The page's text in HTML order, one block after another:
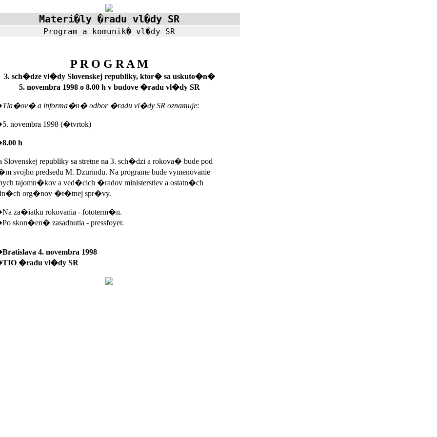
Materi�ly �radu vl�dy SR
Program a komunik� vl�dy SR
P R O G R A M
3. sch�dze vl�dy Slovenskej republiky, ktor� sa uskuto�n�
5. novembra 1998 o 8.00 h v budove �radu vl�dy SR
Tla�ov� a informa�n� odbor �radu vl�dy SR oznamuje:
novembra 1998 (�tvrtok)
8.00 h
republiky sa stretne na 3. sch�dzi a rokova� bude pod
svojho predsedu M. Dzurindu. Na programe bude vymenovanie
tajomn�kov a ved�cich �radov ministerstiev a ostatn�ch
org�nov �t�tnej spr�vy.
za�iatku rokovania - fototerm�n.
skon�en� zasadnutia - pressfoyer.
4. novembra 1998
�radu vl�dy SR